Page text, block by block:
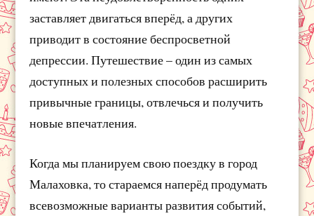
заставляет двигаться вперёд, а других
приводит в состояние беспросветной
депрессии. Путешествие – один из самых
доступных и полезных способов расширить
привычные границы, отвлечься и получить
новые впечатления.
Когда мы планируем свою поездку в город
Малаховка, то стараемся наперёд продумать
всевозможные варианты развития событий,